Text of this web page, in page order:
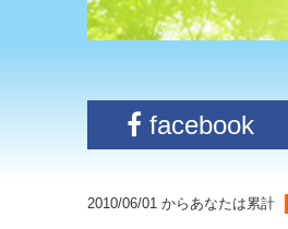
facebook
2010/06/01 からあなたは累計